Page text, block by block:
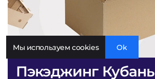
Пэкэджинг Кубань
Мы используем cookies Ok